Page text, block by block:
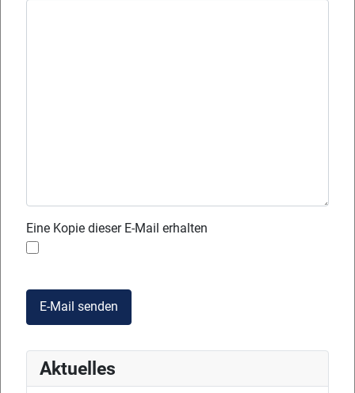
Eine Kopie dieser E-Mail erhalten
E-Mail senden
Aktuelles